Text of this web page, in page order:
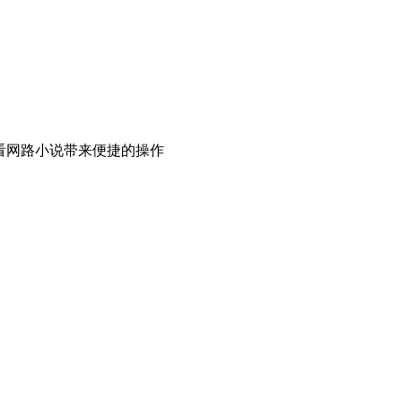
网路小说带来便捷的操作